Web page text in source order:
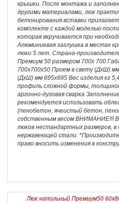
крышки. После монтажа и
другими материалами, люк
бетонирования вставки
комплекте с каждой моделью
которая вкручивается при
Алюминиевая заглушка в местах
люки 5 лет. Страна-
Премиум 50 размером 700х 700
700х700х50 Проем в свету (ДхШ)
(ДхШ) мм 695х695 Вес изделия кг
профиль сложной формы,
аргонно-дуговая сварка
рекомендуется использовать
(пенобетон, ячеистый бетон,
собственным весом ВНИМАНИЕ!!!
люков нестандартных размеров, в
нержавеющей стали.
право вносить изменения в
Люк напольный Премиум50